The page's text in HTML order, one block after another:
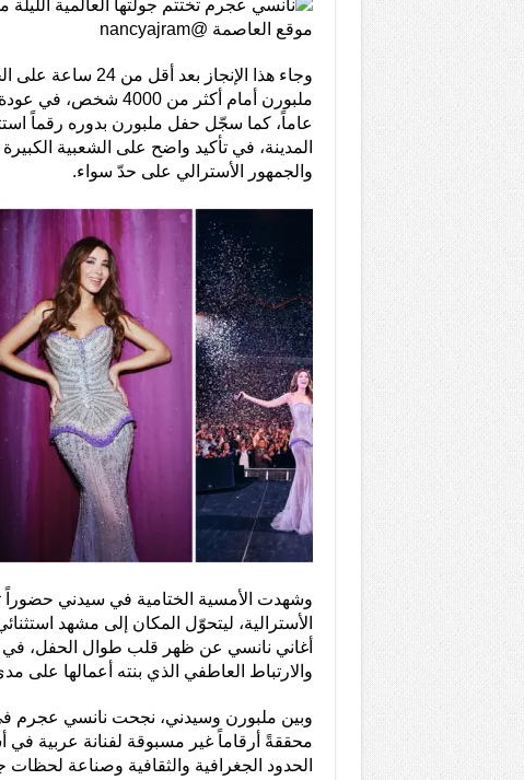
وجاء هذا الإنجاز
عاماً، كما سجّل حفل ملبورن بدوره رقماً
المدينة، في تأكيد واضح على الشعبية الكبيرة
والجمهور الأسترالي على حدّ سواء.
الأسترالية، ليتحوّل المكان إلى مشهد
أغاني نانسي عن ظهر قلب طوال الحفل،
والارتباط العاطفي الذي بنته أعمالها على
محققةً أرقاماً غير مسبوقة لفنانة عربية في
الحدود الجغرافية والثقافية وصناعة لحظات